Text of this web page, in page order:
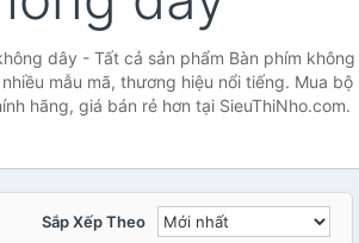
dây - Tất cả sản phẩm Bàn phím không
mẫu mã, thương hiệu nổi tiếng. Mua bộ
hãng, giá bán rẻ hơn tại SieuThiNho.com.
Sắp Xếp Theo